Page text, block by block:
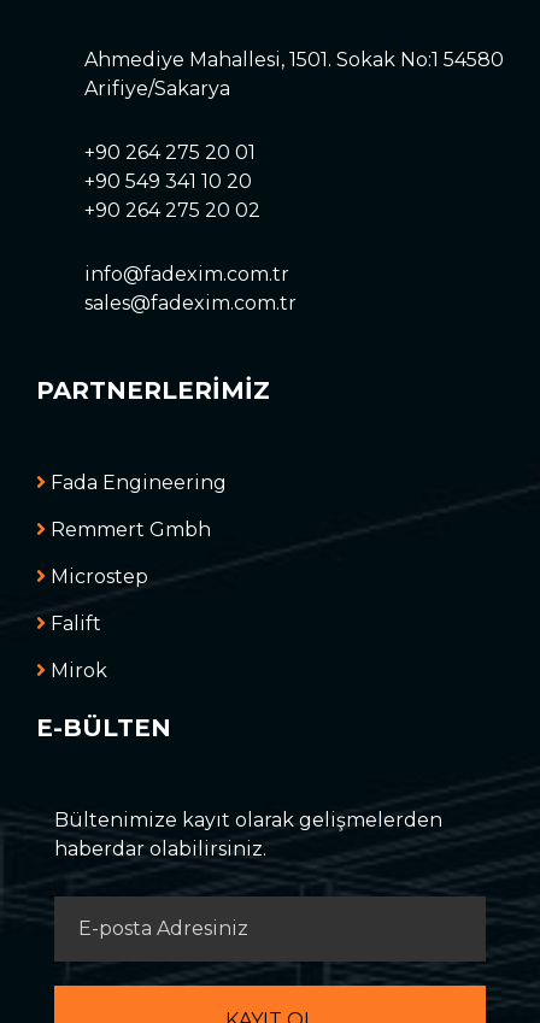
Ahmediye Mahallesi, 1501. Sokak No:1 54580
Arifiye/Sakarya
+90 264 275 20 01
+90 549 341 10 20
+90 264 275 20 02
info@fadexim.com.tr
sales@fadexim.com.tr
PARTNERLERİMİZ
Fada Engineering
Remmert Gmbh
Microstep
Falift
Mirok
E-BÜLTEN
Bültenimize kayıt olarak gelişmelerden
haberdar olabilirsiniz.